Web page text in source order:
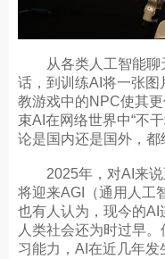
从各类人工智能聊
话，到训练AI将一张图
教游戏中的NPC使其
束AI在网络世界中“不
论是国内还是国外，都
2025年，对AI来说
将迎来AGI（通用人工
也有人认为，现今的
人类社会还为时过早
习能力，AI在近几年